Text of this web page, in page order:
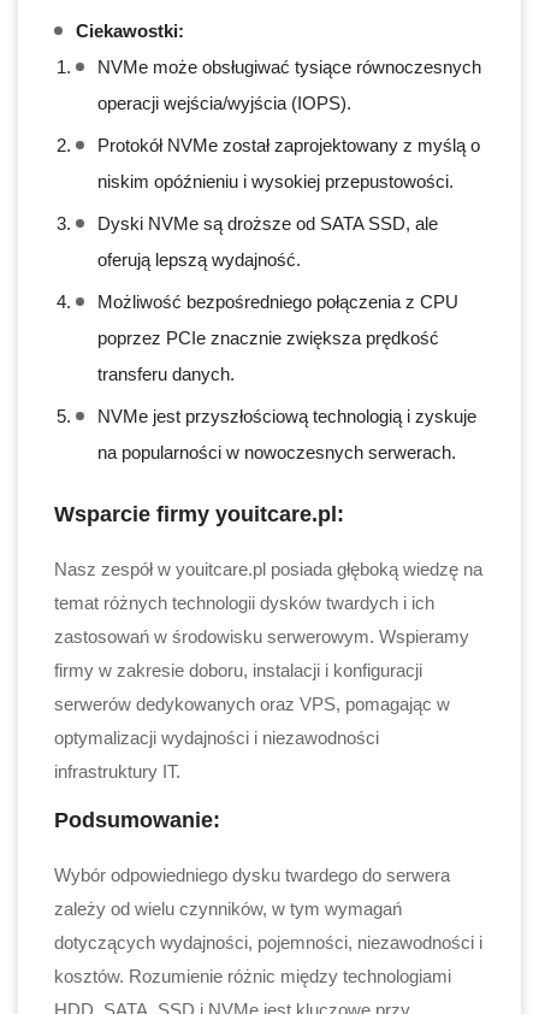
Ciekawostki:
NVMe może obsługiwać tysiące równoczesnych
operacji wejścia/wyjścia (IOPS).
Protokół NVMe został zaprojektowany z myślą o
niskim opóźnieniu i wysokiej przepustowości.
Dyski NVMe są droższe od SATA SSD, ale
oferują lepszą wydajność.
Możliwość bezpośredniego połączenia z CPU
poprzez PCIe znacznie zwiększa prędkość
transferu danych.
NVMe jest przyszłościową technologią i zyskuje
na popularności w nowoczesnych serwerach.
Wsparcie firmy youitcare.pl:
Nasz zespół w youitcare.pl posiada głęboką wiedzę na
temat różnych technologii dysków twardych i ich
zastosowań w środowisku serwerowym. Wspieramy
firmy w zakresie doboru, instalacji i konfiguracji
serwerów dedykowanych oraz VPS, pomagając w
optymalizacji wydajności i niezawodności
infrastruktury IT.
Podsumowanie:
Wybór odpowiedniego dysku twardego do serwera
zależy od wielu czynników, w tym wymagań
dotyczących wydajności, pojemności, niezawodności i
kosztów. Rozumienie różnic między technologiami
HDD, SATA, SSD i NVMe jest kluczowe przy